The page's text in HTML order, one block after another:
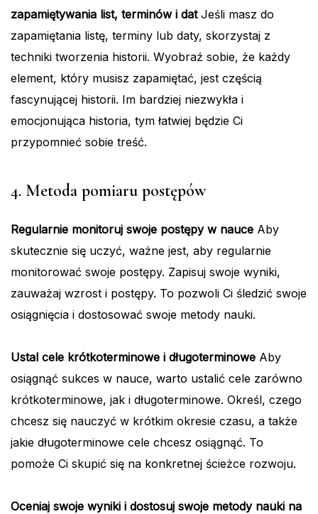
zapamiętywania list, terminów i datJeśli masz do
zapamiętania listę, terminy lub daty, skorzystaj z
techniki tworzenia historii. Wyobraź sobie, że każdy
element, który musisz zapamiętać, jest częścią
fascynującej historii. Im bardziej niezwykła i
emocjonująca historia, tym łatwiej będzie Ci
przypomnieć sobie treść.
4. Metoda pomiaru postępów
Regularnie monitoruj swoje postępy w nauce Aby
skutecznie się uczyć, ważne jest, aby regularnie
monitorować swoje postępy. Zapisuj swoje wyniki,
zauważaj wzrost i postępy. To pozwoli Ci śledzić swoje
osiągnięcia i dostosować swoje metody nauki.
Ustal cele krótkoterminowe i długoterminowe Aby
osiągnąć sukces w nauce, warto ustalić cele zarówno
krótkoterminowe, jak i długoterminowe. Określ, czego
chcesz się nauczyć w krótkim okresie czasu, a także
jakie długoterminowe cele chcesz osiągnąć. To
pomoże Ci skupić się na konkretnej ścieżce rozwoju.
Oceniaj swoje wyniki i dostosuj swoje metody nauki na